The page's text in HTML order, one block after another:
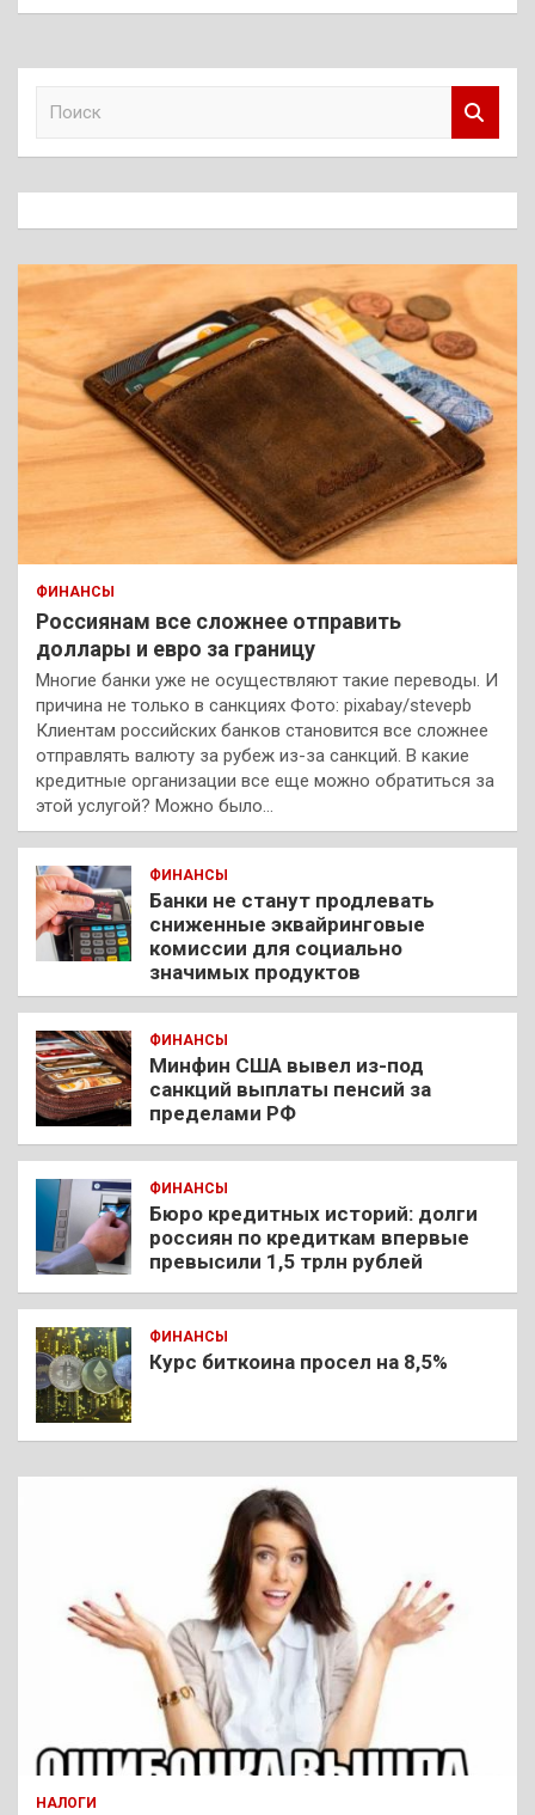
к
ФИНАНСЫ
Россиянам все сложнее отправить
доллары и евро за границу
Многие банки уже не осуществляют такие переводы. И
причина не только в санкциях Фото: pixabay/stevepb
Клиентам российских банков становится все сложнее
отправлять валюту за рубеж из-за санкций. В какие
кредитные организации все еще можно обратиться за
этой услугой? Можно было…
ФИНАНСЫ
Банки не станут продлевать
сниженные эквайринговые
комиссии для социально
значимых продуктов
ФИНАНСЫ
Минфин США вывел из-под
санкций выплаты пенсий за
пределами РФ
ФИНАНСЫ
Бюро кредитных историй: долги
россиян по кредиткам впервые
превысили 1,5 трлн рублей
ФИНАНСЫ
Курс биткоина просел на 8,5%
НАЛОГИ